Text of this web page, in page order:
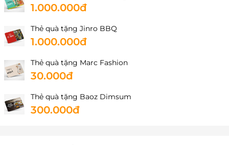
1.000.000đ
Thẻ quà tặng Jinro BBQ
1.000.000đ
Thẻ quà tặng Marc Fashion
30.000đ
Thẻ quà tặng Baoz Dimsum
300.000đ